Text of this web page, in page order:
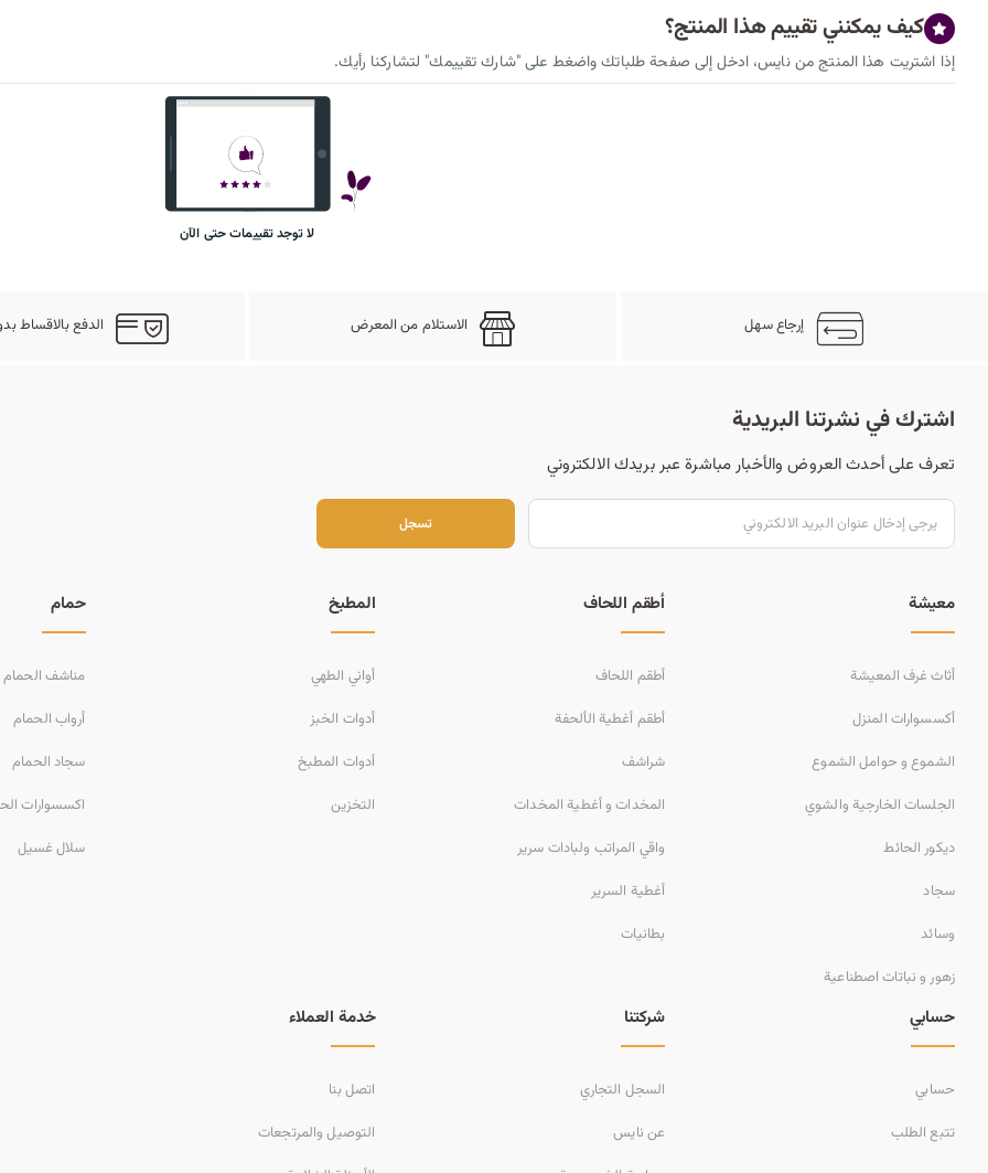
كيف يمكنني تقييم هذا المنتج؟
إذا اشتريت هذا المنتج من نايس، ادخل إلى صفحة طلباتك واضغط على "شارك تقييمك" لتشاركنا رأيك.
لا توجد تقييمات حتى الآن
إرجاع سهل الاستلام من المعرض الدفع بالاقساط
اشترك في نشرتنا البريدية
تعرف على أحدث العروض والأخبار مباشرة عبر بريدك الالكتروني
تسجل
تسجل معيشة
أثاث غرف المعيشة
أكسسوارات المنزل
الشموع و حوامل الشموع
الجلسات الخارجية والشوي
ديكور الحائط
سجاد
وسائد
زهور و نباتات اصطناعية
أطقم اللحاف
أطقم اللحاف
أطقم أغطية الألحفة
شراشف
المخدات و أغطية المخدات
واقي المراتب ولبادات سرير
أغطية السرير
بطانيات
المطبخ
أواني الطهي
أدوات الخبز
أدوات المطبخ
التخزين
حمام
مناشف الحمام
أرواب الحمام
سجاد الحمام
اكسسوارات
سلال غسيل
حسابي
حسابي
تتبع الطلب
شركتنا
السجل التجاري
عن نايس
خدمة العملاء
اتصل بنا
التوصيل والمرتجعات